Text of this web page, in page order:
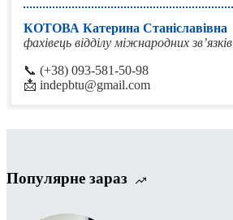
КОТОВА Катерина Станіславівна
фахівець відділу міжнародних зв’язків
📞 (+38) 093-581-50-98
📩 indepbtu@gmail.com
Популярне зараз